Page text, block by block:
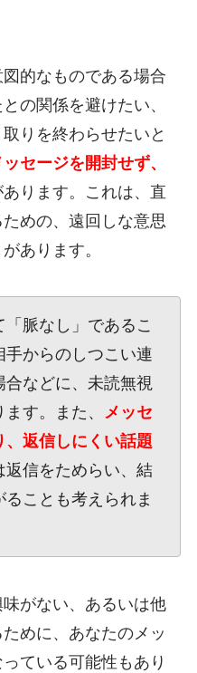
的なものである場合
の関係を避けたい、
りを終わらせたいと
セージを開封せず、
あります。これは、直
めの、遠回しな意思
あります。
脈なし」であるこ
手からのしつこい連
などに、未読無視
す。また、 メッセ
返信しにくい話題
返信をためらい、結
ことも考えられま
がない、あるいは他
めに、あなたのメッ
ている可能性もあり